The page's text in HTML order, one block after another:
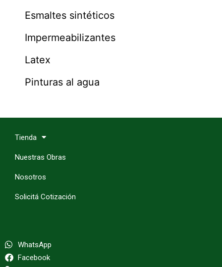
Esmaltes sintéticos
Impermeabilizantes
Latex
Pinturas al agua
Tienda
Nuestras Obras
Nosotros
Solicitá Cotización
WhatsApp
Facebook